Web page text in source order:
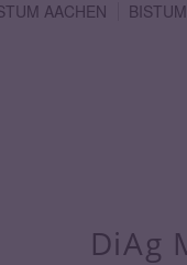
AACHEN
DiAg